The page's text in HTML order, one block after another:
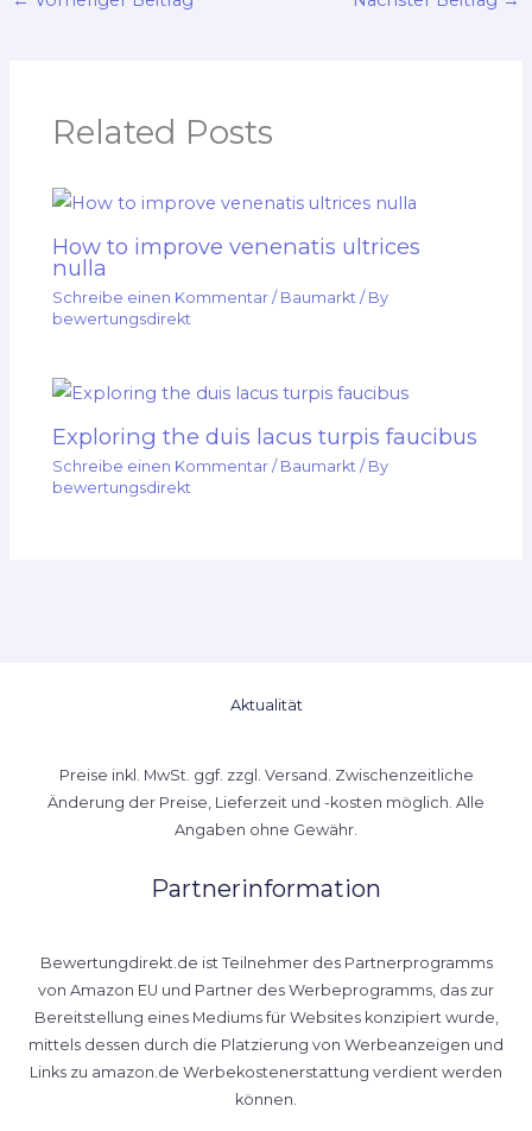
Related Posts
How to improve venenatis ultrices
nulla
Schreibe einen Kommentar / Baumarkt / By
bewertungsdirekt
Exploring the duis lacus turpis faucibus
Schreibe einen Kommentar / Baumarkt / By
bewertungsdirekt
Aktualität
Preise inkl. MwSt. ggf. zzgl. Versand. Zwischenzeitliche
Änderung der Preise, Lieferzeit und -kosten möglich. Alle
Angaben ohne Gewähr.
Partnerinformation
Bewertungdirekt.de ist Teilnehmer des Partnerprogramms
von Amazon EU und Partner des Werbeprogramms, das zur
Bereitstellung eines Mediums für Websites konzipiert wurde,
mittels dessen durch die Platzierung von Werbeanzeigen und
Links zu amazon.de Werbekostenerstattung verdient werden
können.